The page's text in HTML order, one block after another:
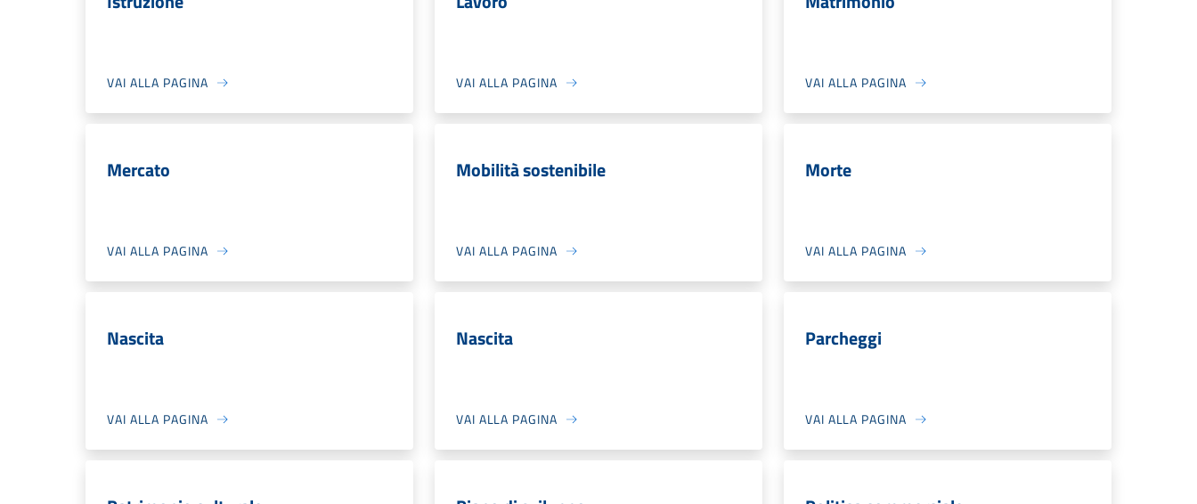
VAI ALLA PAGINA VAI ALLA PAGINA VAI ALLA PAGINA
Mercato
VAI ALLA PAGINA
Mobilità sostenibile
VAI ALLA PAGINA
Morte
VAI ALLA PAGINA
Nascita
VAI ALLA PAGINA
Nascita
VAI ALLA PAGINA
Parcheggi
VAI ALLA PAGINA